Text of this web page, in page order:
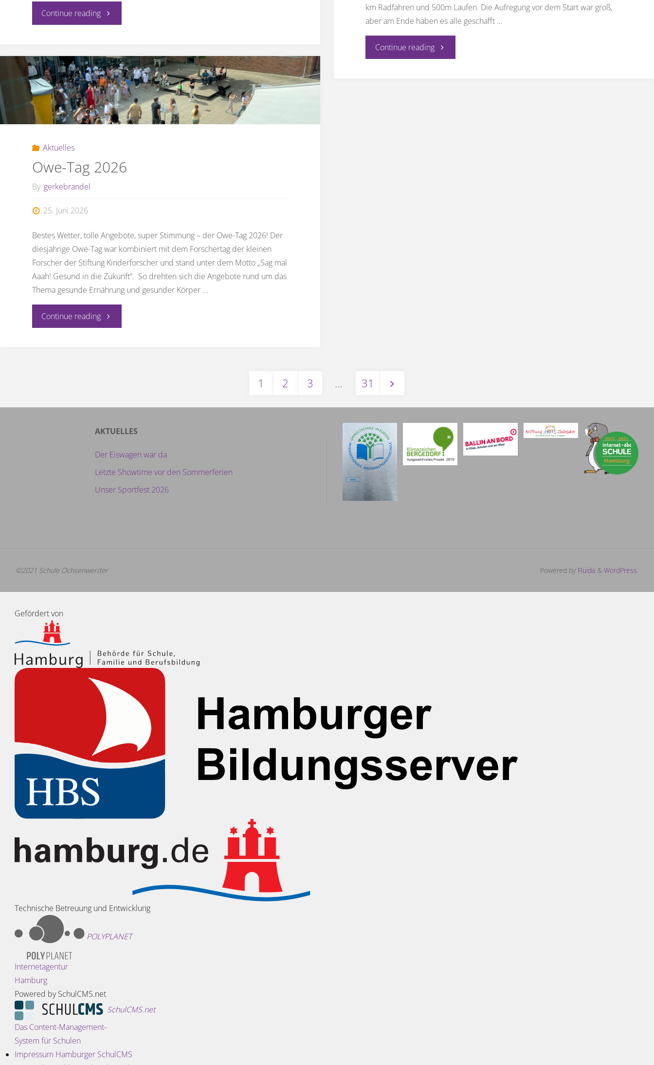
Continue reading"Unser
2026"
km Radfahren und 500m Laufen. Die Aufregung vor dem Start war groß,
aber am Ende haben es alle geschafft …
Continue reading"Beim
Aktuelles
Owe-Tag 2026
By gerkebrandel
25. Juni 2026
Bestes Wetter, tolle Angebote, super Stimmung – der Owe-Tag 2026! Der
diesjährige Owe-Tag war kombiniert mit dem Forschertag der kleinen
Forscher der Stiftung Kinderforscher und stand unter dem Motto „Sag mal
Aaah! Gesund in die Zukunft“. So drehten sich die Angebote rund um das
Thema gesunde Ernährung und gesunder Körper …
Continue reading"Owe-
Seitennummerierung
1 2 3 … 31
AKTUELLES
Der Eiswagen war da
Letzte Showtime vor den Sommerferien
Unser Sportfest 2026
©2021 Schule Ochsenwerder Powered by Fluida & WordPress.
Gefördert von
Technische Betreuung und Entwicklung
POLYPLANET
Internetagentur
Hamburg
Powered by SchulCMS.net
SchulCMS.net
Das Content-Management-
System für Schulen
Impressum Hamburger SchulCMS